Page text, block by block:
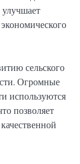
сельского
Огромные
используются
позволяет